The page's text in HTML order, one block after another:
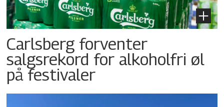
Carlsberg forventer
salgsrekord for alkoholfri øl
på festivaler